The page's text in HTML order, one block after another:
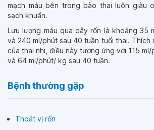
mạch máu bên trong bào thai luôn giàu
sạch khuẩn.
Lưu lượng máu qua dây rốn là khoảng 35
và 240 ml/phút sau 40 tuần tuổi thai. Thích
của thai nhi, điều này tương ứng với 115
và 64 ml/phút/ kg sau 40 tuần.
Bệnh thường gặp
Thoát vị rốn